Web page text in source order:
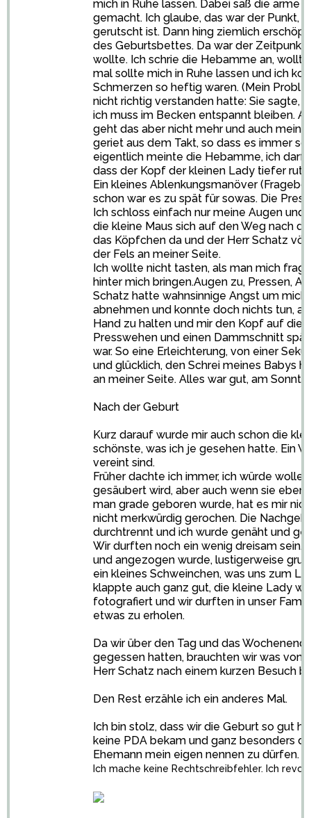
mich in Ruhe lassen. Dabei saß die arme
gemacht. Ich glaube, das war der Punkt,
gerutscht ist. Dann hing ziemlich
des Geburtsbettes. Da war der Zeitpunkt
wollte. Ich schrie die Hebamme an,
mal sollte mich in Ruhe lassen und ich
Schmerzen so heftig waren. (Mein
nicht richtig verstanden hatte: Sie sagte,
ich muss im Becken entspannt bleiben.
geht das aber nicht mehr und auch
geriet aus dem Takt, so dass es immer
eigentlich meinte die Hebamme, ich darf
dass der Kopf der kleinen Lady tiefer
Ein kleines Ablenkungsmanöver
schon war es zu spät für sowas. Die
Ich schloss einfach nur meine Augen
die kleine Maus sich auf den Weg nach
das Köpfchen da und der Herr Schatz
der Fels an meiner Seite.
Ich wollte nicht tasten, als man mich
hinter mich bringen.Augen zu, Pressen,
Schatz hatte wahnsinnige Angst um
abnehmen und konnte doch nichts tun,
Hand zu halten und mir den Kopf auf die
Presswehen und einen Dammschnitt
war. So eine Erleichterung, von einer
und glücklich, den Schrei meines Babys
an meiner Seite. Alles war gut, am
Nach der Geburt
Kurz darauf wurde mir auch schon die
schönste, was ich je gesehen hatte. Ein
vereint sind.
Früher dachte ich immer, ich würde
gesäubert wird, aber auch wenn sie eben
man grade geboren wurde, hat es mir
nicht merkwürdig gerochen. Die
durchtrennt und ich wurde genäht und
Wir durften noch ein wenig dreisam sein,
und angezogen wurde, lustigerweise
ein kleines Schweinchen, was uns zum
klappte auch ganz gut, die kleine Lady
fotografiert und wir durften in unser
etwas zu erholen.
Da wir über den Tag und das
gegessen hatten, brauchten wir was von
Herr Schatz nach einem kurzen Besuch
Den Rest erzähle ich ein anderes Mal.
Ich bin stolz, dass wir die Geburt so gut
keine PDA bekam und ganz besonders
Ehemann mein eigen nennen zu dürfen.
Ich mache keine Rechtschreibfehler. Ich